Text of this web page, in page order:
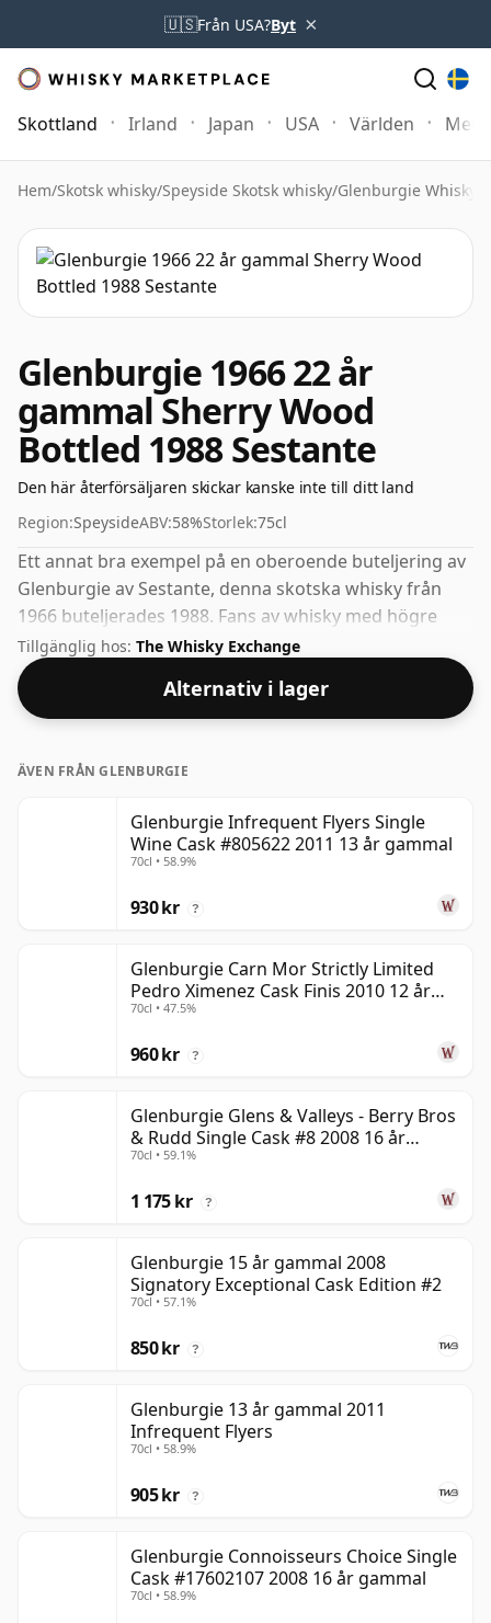
🇺🇸Från USA?Byt ×
Skottland Irland Japan USA Världen Mer
Hem/Skotsk whisky/Speyside Skotsk whisky/Glenburgie Whisky
Glenburgie 1966 22 år
gammal Sherry Wood
Bottled 1988 Sestante
Den här återförsäljaren skickar kanske inte till ditt land
Region:SpeysideABV:58%Storlek:75cl
Ett annat bra exempel på en oberoende buteljering av
Glenburgie av Sestante, denna skotska whisky från
1966 buteljerades 1988. Fans av whisky med högre
styrka kommer inte att bli besvikna över denna
buteljering som har 58 % ABV.
Tillgänglig hos: The Whisky Exchange
Alternativ i lager
ÄVEN FRÅN GLENBURGIE
Glenburgie Infrequent Flyers Single
Wine Cask #805622 2011 13 år gammal
70cl • 58.9%
930 kr ?
Glenburgie Carn Mor Strictly Limited
Pedro Ximenez Cask Finis 2010 12 år
gammal
70cl • 47.5%
960 kr ?
Glenburgie Glens & Valleys - Berry Bros
& Rudd Single Cask #8 2008 16 år
gammal
70cl • 59.1%
1 175 kr ?
Glenburgie 15 år gammal 2008
Signatory Exceptional Cask Edition #2
70cl • 57.1%
850 kr ?
Glenburgie 13 år gammal 2011
Infrequent Flyers
70cl • 58.9%
905 kr ?
Glenburgie Connoisseurs Choice Single
Cask #17602107 2008 16 år gammal
70cl • 58.9%